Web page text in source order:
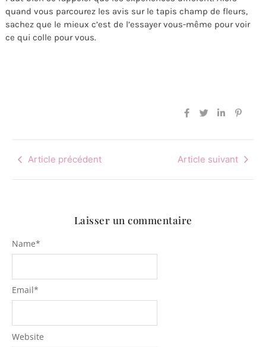
quand vous parcourez les avis sur le tapis champ de fleurs,
sachez que le mieux c’est de l’essayer vous-même pour voir
ce qui colle pour vous.
Article précédent Article suivant
Laisser un commentaire
Name*
Email*
Website